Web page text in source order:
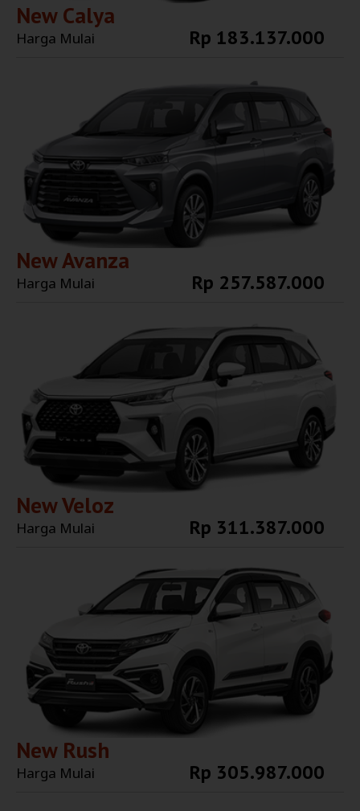
New Calya
Harga Mulai Rp 183.137.000
New Avanza
Harga Mulai Rp 257.587.000
New Veloz
Harga Mulai Rp 311.387.000
New Rush
Harga Mulai Rp 305.987.000